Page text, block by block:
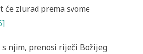
će zlurad prema svome
s njim, prenosi riječi Božijeg